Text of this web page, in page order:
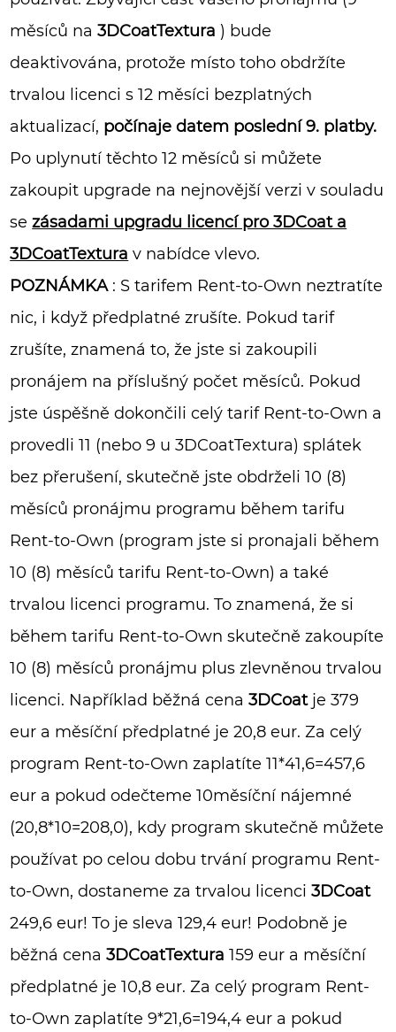
měsíců na3DCoatTextura ) bude
deaktivována, protože místo toho obdržíte
trvalou licenci s 12 měsíci bezplatných
aktualizací, počínaje datem poslední 9. platby.
Po uplynutí těchto 12 měsíců si můžete
zakoupit upgrade na nejnovější verzi v souladu
sezásadami upgradu licencí pro 3DCoat a
3DCoatTextura v nabídce vlevo.
POZNÁMKA: S tarifem Rent-to-Own neztratíte
nic, i když předplatné zrušíte. Pokud tarif
zrušíte, znamená to, že jste si zakoupili
pronájem na příslušný počet měsíců. Pokud
jste úspěšně dokončili celý tarif Rent-to-Own a
provedli 11 (nebo 9 u 3DCoatTextura) splátek
bez přerušení, skutečně jste obdrželi 10 (8)
měsíců pronájmu programu během tarifu
Rent-to-Own (program jste si pronajali během
10 (8) měsíců tarifu Rent-to-Own) a také
trvalou licenci programu. To znamená, že si
během tarifu Rent-to-Own skutečně zakoupíte
10 (8) měsíců pronájmu plus zlevněnou trvalou
licenci. Například běžná cena3DCoatje 379
eur a měsíční předplatné je 20,8 eur. Za celý
program Rent-to-Own zaplatíte 11*41,6=457,6
eur a pokud odečteme 10měsíční nájemné
(20,8*10=208,0), kdy program skutečně můžete
používat po celou dobu trvání programu Rent-
to-Own, dostaneme za trvalou licenci3DCoat
249,6 eur! To je sleva 129,4 eur! Podobně je
běžná cena3DCoatTextura 159 eur a měsíční
předplatné je 10,8 eur.Za celý program Rent-
to-Own zaplatíte 9*21,6=194,4 eur a pokud